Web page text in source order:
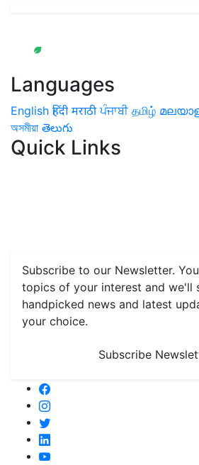
Languages
English हिंदी मराठी ਪੰਜਾਬੀ தமிழ்
অসমীয়া తెలుగు
Quick Links
Subscribe to our Newsletter.
topics of your interest and we'll
handpicked news and latest
your choice.
Subscribe